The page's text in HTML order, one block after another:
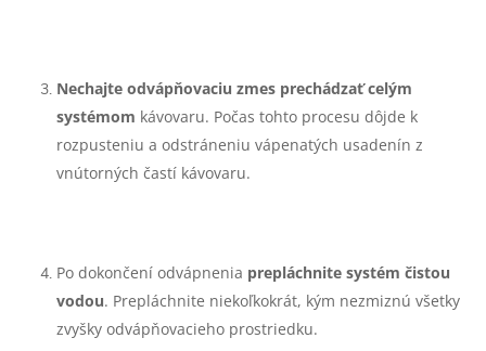
Nechajte odvápňovaciu zmes prechádzať celým
systémom kávovaru. Počas tohto procesu dôjde k
rozpusteniu a odstráneniu vápenatých usadenín z
vnútorných častí kávovaru.
Po dokončení odvápnenia prepláchnite systém čistou
vodou. Prepláchnite niekoľkokrát, kým nezmiznú všetky
zvyšky odvápňovacieho prostriedku.